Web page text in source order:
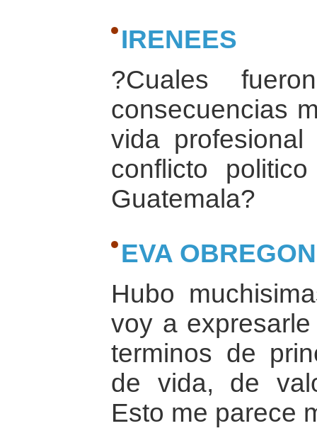
IRENEES
?Cuales
consecuencias
vida
conflicto
Guatemala?
EVA OBREGON
Hubo
voy a
terminos de
de vida, de
Esto me parece